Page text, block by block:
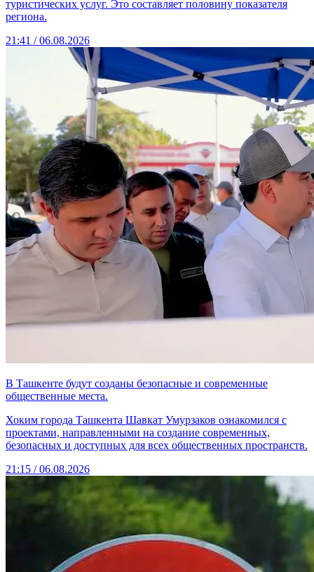
туристических услуг. Это составляет половину показателя
региона.
21:41 / 06.08.2026
В Ташкенте будут созданы безопасные и современные
общественные места.
Хоким города Ташкента Шавкат Умурзаков ознакомился с
проектами, направленными на создание современных,
безопасных и доступных для всех общественных пространств.
21:15 / 06.08.2026